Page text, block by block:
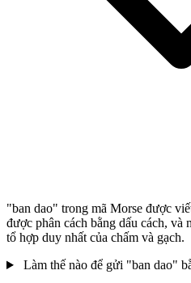
"ban dao" trong mã Morse được
được phân cách bằng dấu cách,
tổ hợp duy nhất của chấm và gạch.
Làm thế nào để gửi "ban dao"